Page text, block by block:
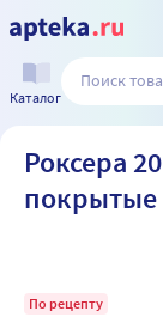
Каталог
Роксера
покрытые
По рецепту